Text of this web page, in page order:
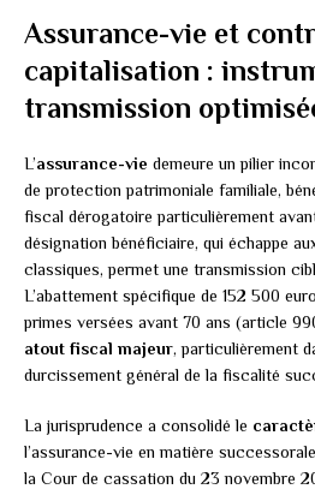
Assurance-vie et
capitalisation :
transmission
L’assurance-vie demeure un pilier
de protection patrimoniale familiale,
fiscal dérogatoire particulièrement
désignation bénéficiaire, qui échappe
classiques, permet une transmission
L’abattement spécifique de 152 500
primes versées avant 70 ans (article
atout fiscal majeur, particulièrement
durcissement général de la fiscalité
La jurisprudence a consolidé le
l’assurance-vie en matière
la Cour de cassation du 23 novembre